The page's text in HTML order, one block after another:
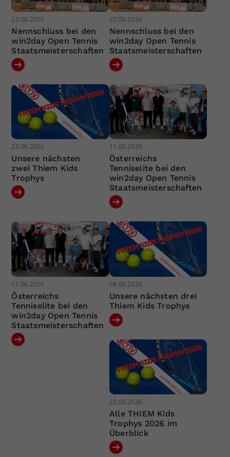
22.06.2026
Nennschluss bei den
win2day Open Tennis
Staatsmeisterschaften
22.06.2026
Nennschluss bei den
win2day Open Tennis
Staatsmeisterschaften
22.06.2026
Unsere nächsten
zwei Thiem Kids
Trophys
11.06.2026
Österreichs
Tenniselite bei den
win2day Open Tennis
Staatsmeisterschaften
11.06.2026
Österreichs
Tenniselite bei den
win2day Open Tennis
Staatsmeisterschaften
08.06.2026
Unsere nächsten drei
Thiem Kids Trophys
22.05.2026
Alle THIEM Kids
Trophys 2026 im
Überblick